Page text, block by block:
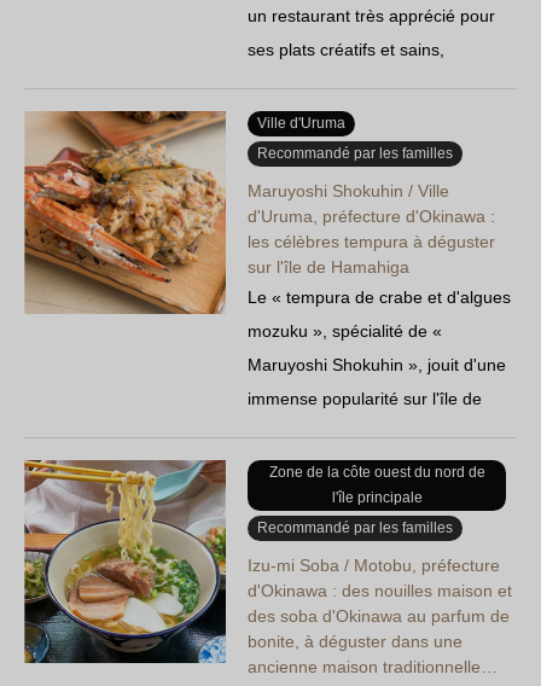
un restaurant très apprécié pour
ses plats créatifs et sains,
préparés à grand renfort de
légumes frais locaux, de porc et de
poulet de l'île ! On y trouve
notamment des nouilles
jajangmyeon servies en portions
gargantuesques, ainsi qu'un plat
de l'île qui réserve une surprise…
Ville d'Uruma
Recommandé par les familles
Maruyoshi Shokuhin / Ville
d'Uruma, préfecture d'Okinawa :
les célèbres tempura à déguster
sur l'île de Hamahiga
Le « tempura de crabe et d'algues
mozuku », spécialité de «
Maruyoshi Shokuhin », jouit d'une
immense popularité sur l'île de
Hamahiga. Avec son aspect visuel
saisissant et ses portions
généreuses qui rassasient
pleinement, il attire sans cesse les
touristes et les habitants…
Zone de la côte ouest du nord de
l'île principale
Recommandé par les familles
Izu-mi Soba / Motobu, préfecture
d'Okinawa : des nouilles maison et
des soba d'Okinawa au parfum de
bonite, à déguster dans une
ancienne maison traditionnelle…